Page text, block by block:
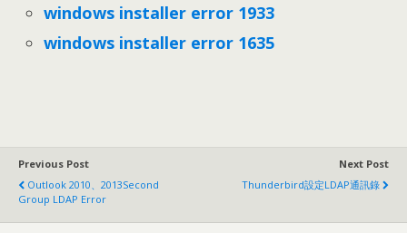
windows installer error 1933
windows installer error 1635
Previous Post
Outlook 2010、2013Second
Group LDAP Error
Next Post
Thunderbird設定LDAP通訊錄